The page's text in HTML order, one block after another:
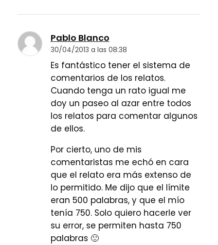
Pablo Blanco
30/04/2013 a las 08:38
Es fantástico tener el sistema de
comentarios de los relatos.
Cuando tenga un rato igual me
doy un paseo al azar entre todos
los relatos para comentar algunos
de ellos.
Por cierto, uno de mis
comentaristas me echó en cara
que el relato era más extenso de
lo permitido. Me dijo que el límite
eran 500 palabras, y que el mío
tenía 750. Solo quiero hacerle ver
su error, se permiten hasta 750
palabras 🙂